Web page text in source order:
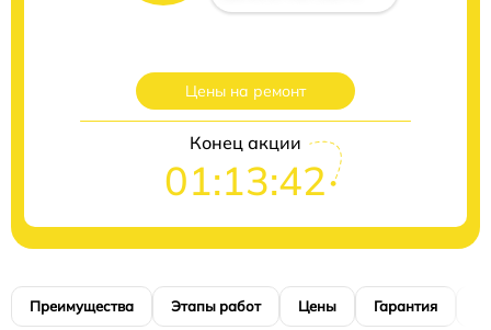
Цены на ремонт
Конец акции
01:13:41
Преимущества Этапы работ Цены Гарантия